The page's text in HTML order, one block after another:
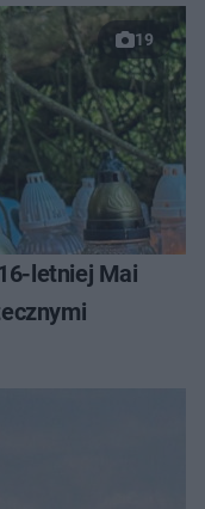
19
letniej Mai